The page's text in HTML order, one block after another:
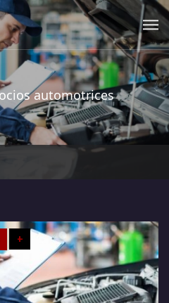
automotrices
+